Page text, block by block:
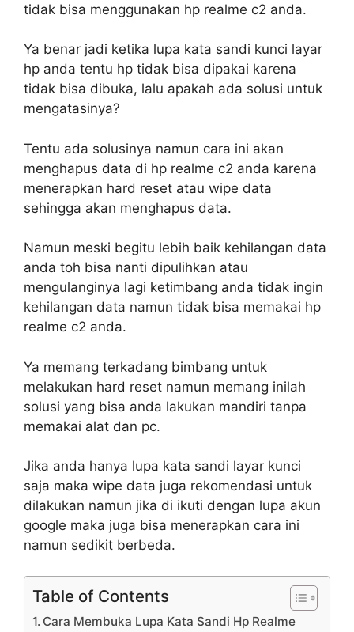
tidak bisa menggunakan hp realme c2 anda.
Ya benar jadi ketika lupa kata sandi kunci layar
hp anda tentu hp tidak bisa dipakai karena
tidak bisa dibuka, lalu apakah ada solusi untuk
mengatasinya?
Tentu ada solusinya namun cara ini akan
menghapus data di hp realme c2 anda karena
menerapkan hard reset atau wipe data
sehingga akan menghapus data.
Namun meski begitu lebih baik kehilangan data
anda toh bisa nanti dipulihkan atau
mengulanginya lagi ketimbang anda tidak ingin
kehilangan data namun tidak bisa memakai hp
realme c2 anda.
Ya memang terkadang bimbang untuk
melakukan hard reset namun memang inilah
solusi yang bisa anda lakukan mandiri tanpa
memakai alat dan pc.
Jika anda hanya lupa kata sandi layar kunci
saja maka wipe data juga rekomendasi untuk
dilakukan namun jika di ikuti dengan lupa akun
google maka juga bisa menerapkan cara ini
namun sedikit berbeda.
Table of Contents
Cara Membuka Lupa Kata Sandi Hp Realme